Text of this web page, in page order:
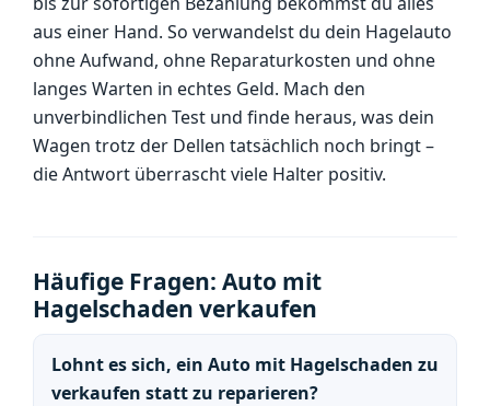
aus einer Hand. So verwandelst du dein Hagelauto
ohne Aufwand, ohne Reparaturkosten und ohne
langes Warten in echtes Geld. Mach den
unverbindlichen Test und finde heraus, was dein
Wagen trotz der Dellen tatsächlich noch bringt –
die Antwort überrascht viele Halter positiv.
Häufige Fragen: Auto mit
Hagelschaden verkaufen
Lohnt es sich, ein Auto mit Hagelschaden zu
verkaufen statt zu reparieren?